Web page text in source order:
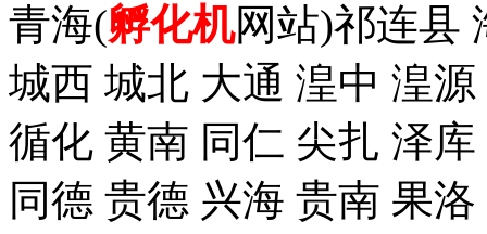
青海(孵化机网站)祁连县
城西 城北 大通 湟中 湟
循化 黄南 同仁 尖扎 泽
同德 贵德 兴海 贵南 果